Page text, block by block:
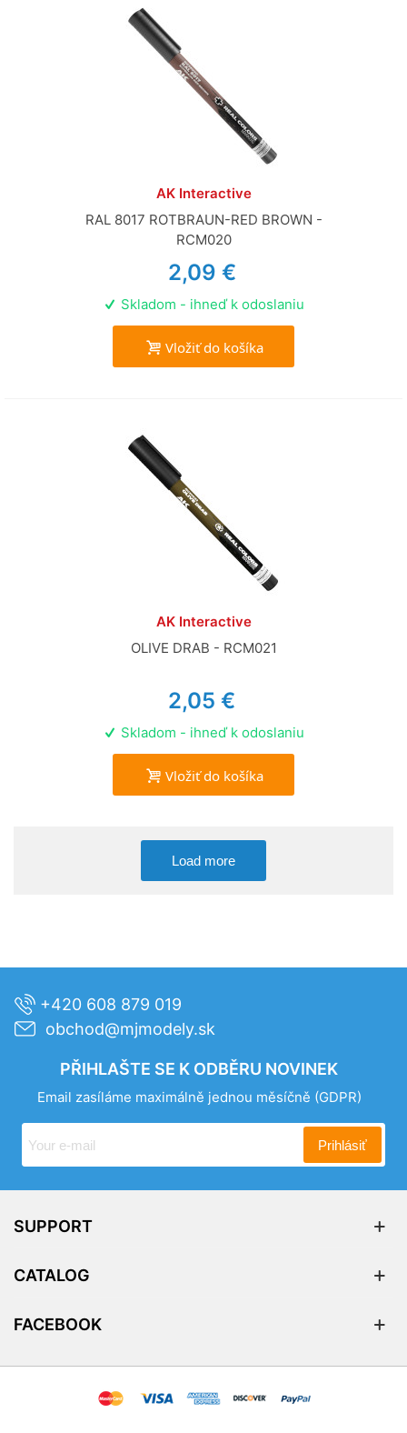
AK Interactive
RAL 8017 ROTBRAUN-RED BROWN -
RCM020
2,09 €
Skladom - ihneď k odoslaniu
Vložiť do košíka
AK Interactive
OLIVE DRAB - RCM021
2,05 €
Skladom - ihneď k odoslaniu
Vložiť do košíka
Load more
+420 608 879 019
obchod@mjmodely.sk
PŘIHLAŠTE SE K ODBĚRU NOVINEK
Email zasíláme maximálně jednou měsíčně (GDPR)
Prihlásiť
SUPPORT
CATALOG
FACEBOOK